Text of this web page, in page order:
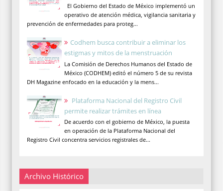
El Gobierno del Estado de México implementó un
operativo de atención médica, vigilancia sanitaria y
prevención de enfermedades para proteg...
Codhem busca contribuir a eliminar los
estigmas y mitos de la menstruación
La Comisión de Derechos Humanos del Estado de
México (CODHEM) editó el número 5 de su revista
DH Magazine enfocado en la educación y la mens...
Plataforma Nacional del Registro Civil
permite realizar trámites en línea
De acuerdo con el gobierno de México, la puesta
en operación de la Plataforma Nacional del
Registro Civil concentra servicios registrales de...
Archivo Histórico